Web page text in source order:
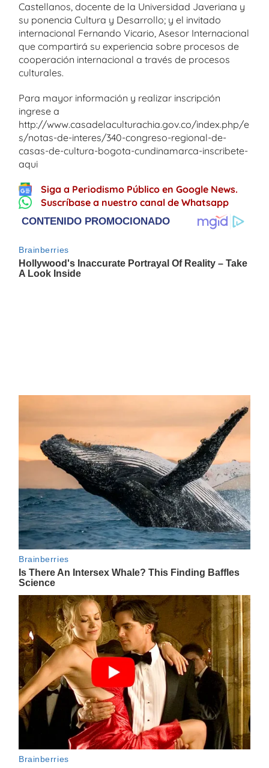
Castellanos, docente de la Universidad Javeriana y
su ponencia Cultura y Desarrollo; y el invitado
internacional Fernando Vicario, Asesor Internacional
que compartirá su experiencia sobre procesos de
cooperación internacional a través de procesos
culturales.
Para mayor información y realizar inscripción
ingrese a
http://www.casadelaculturachia.gov.co/index.php/e
s/notas-de-interes/340-congreso-regional-de-
casas-de-cultura-bogota-cundinamarca-inscribete-
aqui
Siga a Periodismo Público en Google News.
Suscríbase a nuestro canal de Whatsapp